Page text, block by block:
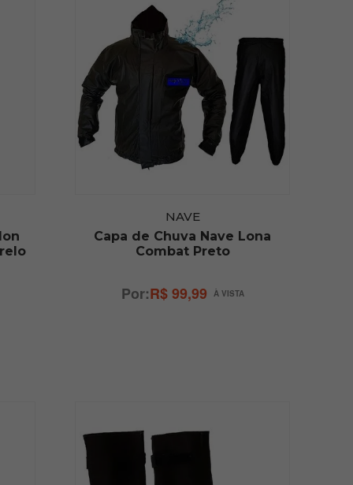
NAVE
Capa de Chuva Nave Lona
Combat Preto
R$ 99,99